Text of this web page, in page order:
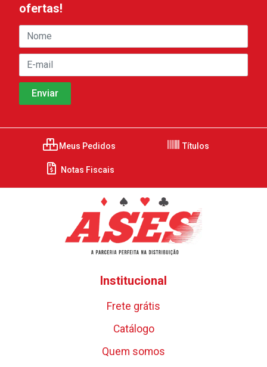
ofertas!
Meus Pedidos Títulos
Notas Fiscais
Institucional
Frete grátis
Catálogo
Quem somos